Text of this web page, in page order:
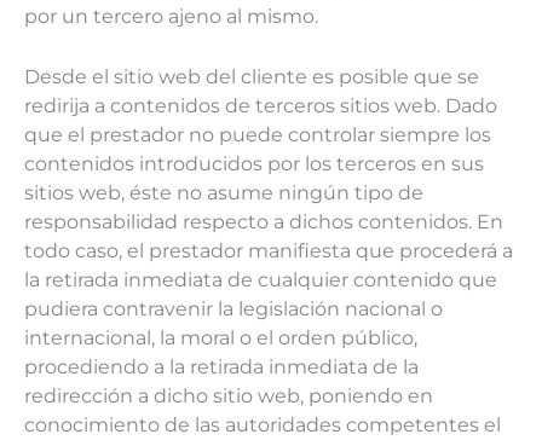
por un tercero ajeno al mismo.
Desde el sitio web del cliente es posible que se
redirija a contenidos de terceros sitios web. Dado
que el prestador no puede controlar siempre los
contenidos introducidos por los terceros en sus
sitios web, éste no asume ningún tipo de
responsabilidad respecto a dichos contenidos. En
todo caso, el prestador manifiesta que procederá a
la retirada inmediata de cualquier contenido que
pudiera contravenir la legislación nacional o
internacional, la moral o el orden público,
procediendo a la retirada inmediata de la
redirección a dicho sitio web, poniendo en
conocimiento de las autoridades competentes el